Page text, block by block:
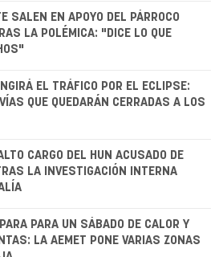
SALEN EN APOYO DEL PÁRROCO
LA POLÉMICA: "DICE LO QUE
EL TRÁFICO POR EL ECLIPSE:
QUE QUEDARÁN CERRADAS A LOS
CARGO DEL HUN ACUSADO DE
LA INVESTIGACIÓN INTERNA
PARA UN SÁBADO DE CALOR Y
LA AEMET PONE VARIAS ZONAS